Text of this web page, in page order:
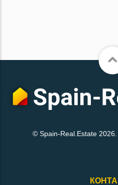
© Spain-Real.Estate